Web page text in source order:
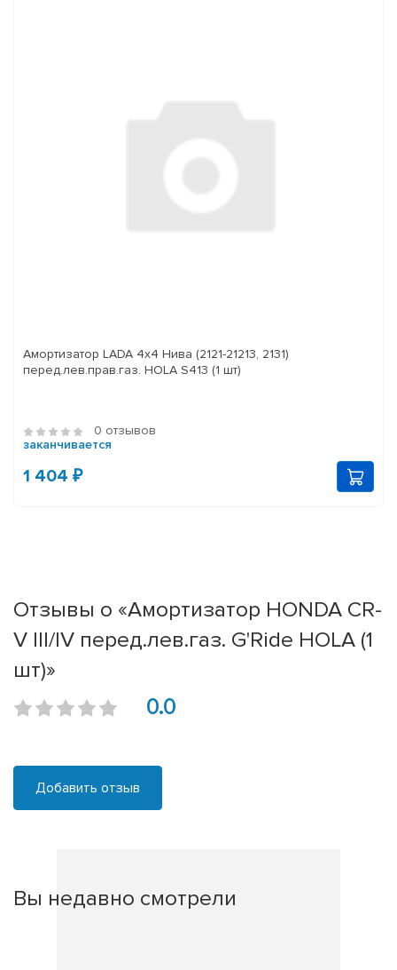
Амортизатор LADA 4x4 Нива (2121-21213, 2131)
перед.лев.прав.газ. HOLA S413 (1 шт)
0 отзывов
заканчивается
1 404 ₽
Отзывы о «Амортизатор HONDA CR-
V III/IV перед.лев.газ. G'Ride HOLA (1
шт)»
0.0
Добавить отзыв
Вы недавно смотрели